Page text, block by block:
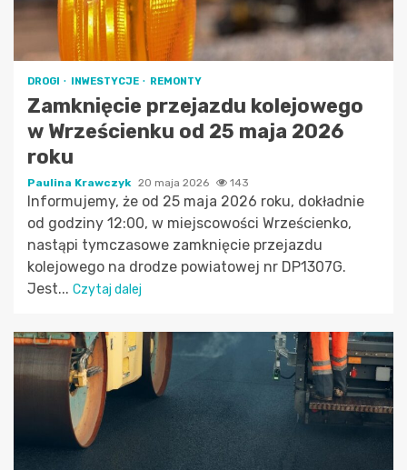
DROGI INWESTYCJE REMONTY
Zamknięcie przejazdu kolejowego
w Wrześcienku od 25 maja 2026
roku
Paulina Krawczyk 20 maja 2026 143
Informujemy, że od 25 maja 2026 roku, dokładnie
od godziny 12:00, w miejscowości Wrześcienko,
nastąpi tymczasowe zamknięcie przejazdu
kolejowego na drodze powiatowej nr DP1307G.
Jest... Czytaj dalej